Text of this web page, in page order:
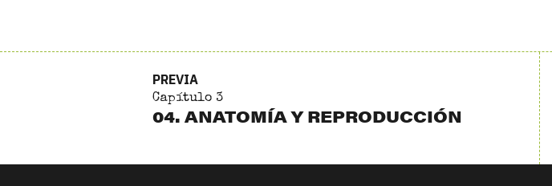
PREVIA
Capítulo 3
04. ANATOMÍA Y REPRODUCCIÓN